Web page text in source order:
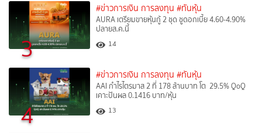
3
#ข่าวการเงิน การลงทุน #ทันหุ้น
AURA เตรียมขายหุ้นกู้ 2 ชุด ชูดอกเบี้ย 4.60-4.90%
ปลายส.ค.นี้
14
4
#ข่าวการเงิน การลงทุน #ทันหุ้น
AAI กำไรไตรมาส 2 ที่ 178 ล้านบาท โต 29.5% QoQ
เคาะปันผล 0.1416 บาท/หุ้น
13